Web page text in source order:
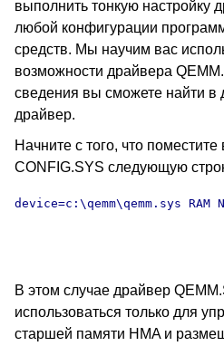
выполнить тонкую настройку
любой конфигурации
средств. Мы научим вас
возможности драйвера
сведения вы сможете найти в
драйвер.
Начните с того, что
CONFIG.SYS следующую
device=c:\qemm\qemm.sys RAM
В этом случае драйвер
использоваться только для
старшей памяти HMA и